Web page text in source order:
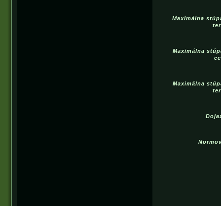
Maximálna
Maximálna
Maximálna